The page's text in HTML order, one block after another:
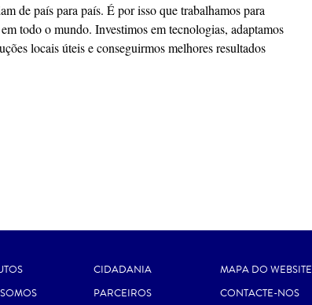
de país para país. É por isso que trabalhamos para
todo o mundo. Investimos em tecnologias, adaptamos
locais úteis e conseguirmos melhores resultados
CIDADANIA
PARCEIROS
MAPA DO WEBSITE
CONTACTE-NOS